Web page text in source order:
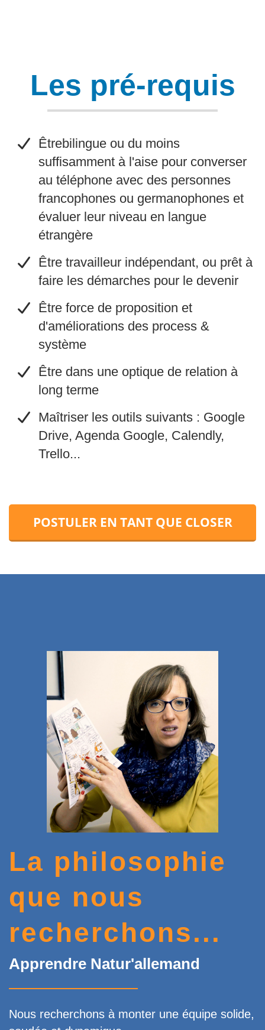
Les pré-requis
​Êtrebilingue ou du moins
suffisamment à l'aise pour converser
au téléphone avec des personnes
francophones ou germanophones et
évaluer leur niveau en langue
étrangère
Être travailleur indépendant, ou prêt à
faire les démarches pour le devenir
​Être force de proposition et
d'améliorations des process &
système
​Être dans une optique de relation à
long terme
​​Maîtriser les outils suivants : Google
Drive, Agenda Google, Calendly,
Trello...
POSTULER EN TANT QUE CLOSER
La philosophie
que nous
recherchons...
Apprendre Natur'allemand
Nous recherchons à monter une équipe solide,